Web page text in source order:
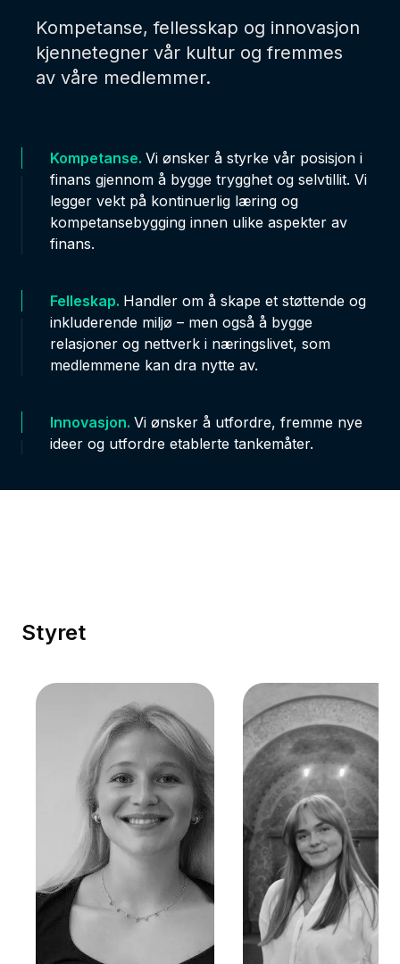
Kompetanse, fellesskap og innovasjon
kjennetegner vår kultur og fremmes
av våre medlemmer.
Kompetanse. Vi ønsker å styrke vår posisjon i
finans gjennom å bygge trygghet og selvtillit. Vi
legger vekt på kontinuerlig læring og
kompetansebygging innen ulike aspekter av
finans.
Felleskap. Handler om å skape et støttende og
inkluderende miljø – men også å bygge
relasjoner og nettverk i næringslivet, som
medlemmene kan dra nytte av.
Innovasjon. Vi ønsker å utfordre, fremme nye
ideer og utfordre etablerte tankemåter.
Styret